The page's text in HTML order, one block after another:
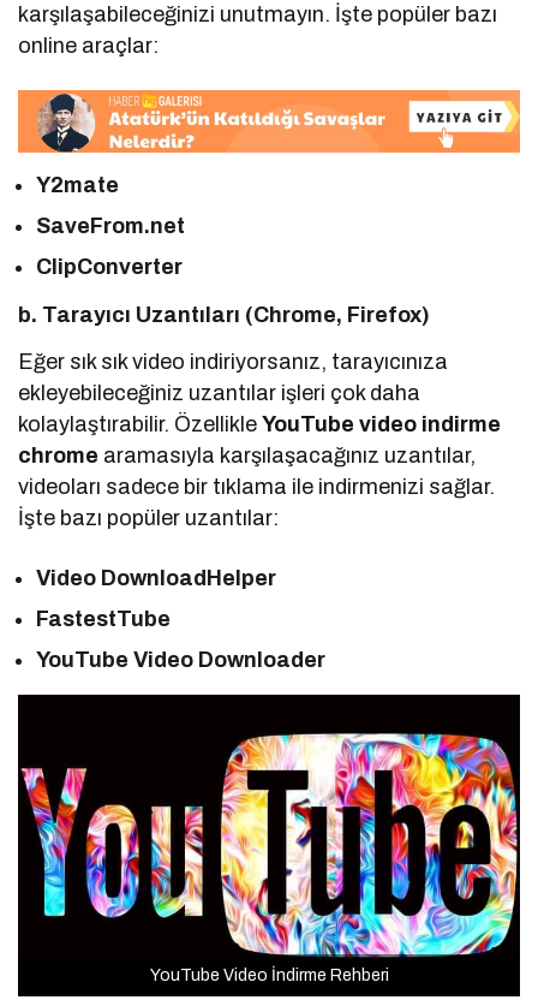
karşılaşabileceğinizi unutmayın. İşte popüler bazı
online araçlar:
Y2mate
SaveFrom.net
ClipConverter
b. Tarayıcı Uzantıları (Chrome, Firefox)
Eğer sık sık video indiriyorsanız, tarayıcınıza
ekleyebileceğiniz uzantılar işleri çok daha
kolaylaştırabilir. ÖzellikleYouTube video indirme
chrome aramasıyla karşılaşacağınız uzantılar,
videoları sadece bir tıklama ile indirmenizi sağlar.
İşte bazı popüler uzantılar:
Video DownloadHelper
FastestTube
YouTube Video Downloader
YouTube Video İndirme Rehberi